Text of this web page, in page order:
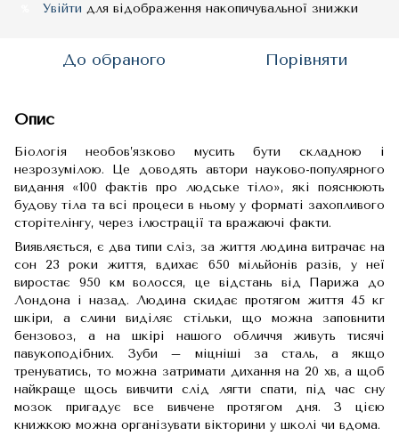
Увійти для відображення накопичувальної знижки
До обраного Порівняти
Опис
Біологія необов’язково мусить бути складною і
незрозумілою. Це доводять автори науково-популярного
видання «100 фактів про людське тіло», які пояснюють
будову тіла та всі процеси в ньому у форматі захопливого
сторітелінгу, через ілюстрації та вражаючі факти.
Виявляється, є два типи сліз, за життя людина витрачає на
сон 23 роки життя, вдихає 650 мільйонів разів, у неї
виростає 950 км волосся, це відстань від Парижа до
Лондона і назад. Людина скидає протягом життя 45 кг
шкіри, а слини виділяє стільки, що можна заповнити
бензовоз, а на шкірі нашого обличчя живуть тисячі
павукоподібних. Зуби – міцніші за сталь, а якщо
тренуватись, то можна затримати дихання на 20 хв, а щоб
найкраще щось вивчити слід лягти спати, під час сну
мозок пригадує все вивчене протягом дня. З цією
книжкою можна організувати вікторини у школі чи вдома.